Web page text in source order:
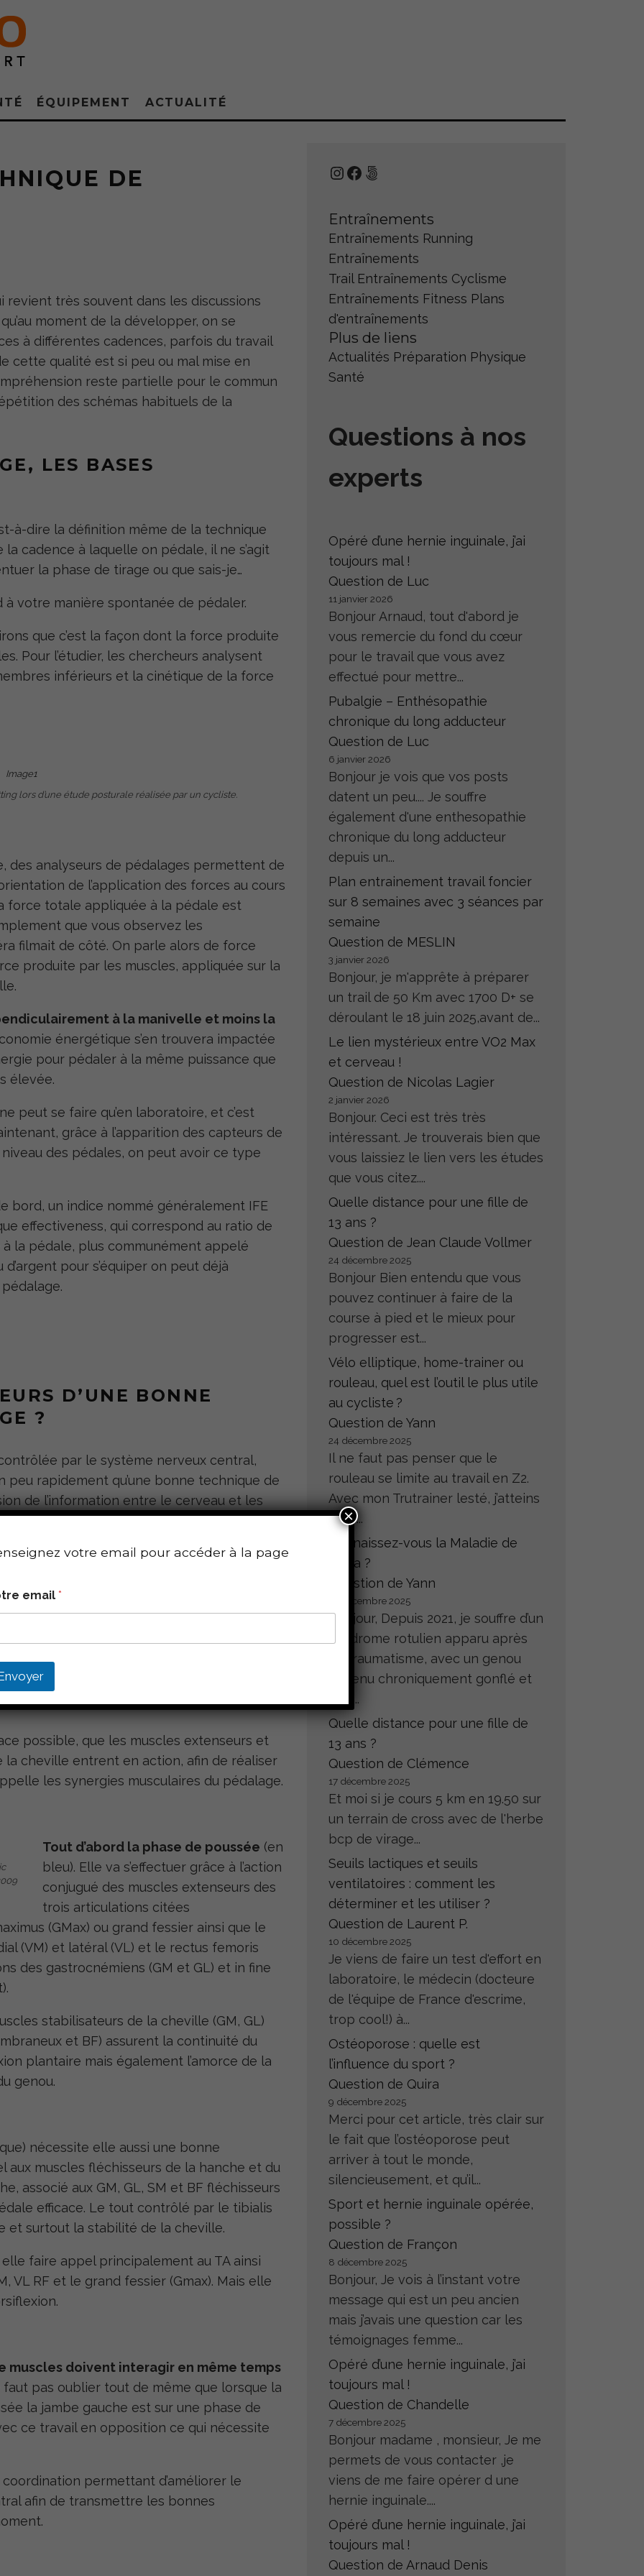
ÉQUIPEMENT ACTUALITÉ
DE
très souvent dans les discussions
moment de la développer, on se
à différentes cadences, parfois du travail
cette qualité est si peu ou mal mise en
reste partielle pour le commun
des schémas habituels de la
LES BASES
à-dire la définition même de la technique
cadence à laquelle on pédale, il ne s’agit
la phase de tirage ou que sais-je…
votre manière spontanée de pédaler.
que c’est la façon dont la force produite
Pour l’étudier, les chercheurs analysent
inférieurs et la cinétique de la force
lors d’une étude posturale réalisée par un cycliste.
des analyseurs de pédalages permettent de
de l’application des forces au cours
force totale appliquée à la pédale est
que vous observez les
filmait de côté. On parle alors de force
produite par les muscles, appliquée sur la
à la manivelle et moins la
énergétique s’en trouvera impactée
pour pédaler à la même puissance que
élevée.
peut se faire qu’en laboratoire, et c’est
grâce à l’apparition des capteurs de
des pédales, on peut avoir ce type
bord, un indice nommé généralement IFE
effectiveness, qui correspond au ratio de
la pédale, plus communément appelé
pour s’équiper on peut déjà
D’UNE BONNE
?
par le système nerveux central,
peu rapidement qu’une bonne technique de
de l’information entre le cerveau et les
hautes cadences, tout ne se résume pas à
et il va falloir
» moteur
entre eux.
au cours des phases de pédalage.
pédalage en 4 phases,
le tirage et la phase de transition
possible, que les muscles extenseurs et
cheville entrent en action, afin de réaliser
les synergies musculaires du pédalage.
Tout d’abord la phase de poussée (en
bleu). Elle va s’effectuer grâce à l’action
conjugué des muscles extenseurs des
trois articulations citées
(GMax) ou grand fessier ainsi que le
(VM) et latéral (VL) et le rectus femoris
des gastrocnémiens (GM et GL) et in fine
stabilisateurs de la cheville (GM, GL)
et BF) assurent la continuité du
plantaire mais également l’amorce de la
genou.
nécessite elle aussi une bonne
muscles fléchisseurs de la hanche et du
associé aux GM, GL, SM et BF fléchisseurs
efficace. Le tout contrôlé par le tibialis
et surtout la stabilité de la cheville.
faire appel principalement au TA ainsi
VL RF et le grand fessier (Gmax). Mais elle
muscles doivent interagir en même temps
faut pas oublier tout de même que lorsque la
la jambe gauche est sur une phase de
ce travail en opposition ce qui nécessite
permettant d’améliorer le
afin de transmettre les bonnes
Instagram
Facebook
500px
Entraînements
Entraînements Running
Entraînements
Trail Entraînements Cyclisme
Entraînements Fitness Plans
d'entraînements
Plus de liens
Actualités Préparation Physique
Santé
Questions à nos
experts
Opéré d’une hernie inguinale, j’ai
toujours mal !
Question de Luc
11 janvier 2026
Bonjour Arnaud, tout d'abord je
vous remercie du fond du cœur
pour le travail que vous avez
effectué pour mettre...
Pubalgie – Enthésopathie
chronique du long adducteur
Question de Luc
6 janvier 2026
Bonjour je vois que vos posts
datent un peu.... Je souffre
également d'une enthesopathie
chronique du long adducteur
depuis un...
Plan entrainement travail foncier
sur 8 semaines avec 3 séances par
semaine
Question de MESLIN
3 janvier 2026
Bonjour, je m'apprête à préparer
un trail de 50 Km avec 1700 D+ se
déroulant le 18 juin 2025,avant de...
Le lien mystérieux entre VO2 Max
et cerveau !
Question de Nicolas Lagier
2 janvier 2026
Bonjour. Ceci est très très
intéressant. Je trouverais bien que
vous laissiez le lien vers les études
que vous citez....
Quelle distance pour une fille de
13 ans ?
Question de Jean Claude Vollmer
24 décembre 2025
Bonjour Bien entendu que vous
pouvez continuer à faire de la
course à pied et le mieux pour
progresser est...
Vélo elliptique, home-trainer ou
rouleau, quel est l’outil le plus utile
au cycliste ?
Question de Yann
24 décembre 2025
Il ne faut pas penser que le
rouleau se limite au travail en Z2.
Avec mon Trutrainer lesté, j’atteins
sans...
Connaissez-vous la Maladie de
Hoffa ?
Question de Yann
23 décembre 2025
Bonjour, Depuis 2021, je souffre d’un
syndrome rotulien apparu après
un traumatisme, avec un genou
devenu chroniquement gonflé et
très...
Quelle distance pour une fille de
13 ans ?
Question de Clémence
17 décembre 2025
Et moi si je cours 5 km en 19.50 sur
un terrain de cross avec de l'herbe
bcp de virage...
Seuils lactiques et seuils
ventilatoires : comment les
déterminer et les utiliser ?
Question de Laurent P.
10 décembre 2025
Je viens de faire un test d'effort en
laboratoire, le médecin (docteure
de l'équipe de France d'escrime,
trop cool!) à...
Ostéoporose : quelle est
l’influence du sport ?
Question de Quira
9 décembre 2025
Merci pour cet article, très clair sur
le fait que l’ostéoporose peut
arriver à tout le monde,
silencieusement, et qu’il...
Sport et hernie inguinale opérée,
possible ?
Question de Françon
8 décembre 2025
Bonjour, Je vois à l’instant votre
message qui est un peu ancien
mais j’avais une question car les
témoignages femme...
Opéré d’une hernie inguinale, j’ai
toujours mal !
Question de Chandelle
7 décembre 2025
Bonjour madame , monsieur, Je me
permets de vous contacter ,je
viens de me faire opérer d une
hernie inguinale....
Opéré d’une hernie inguinale, j’ai
toujours mal !
Question de Arnaud Denis
votre email pour accéder à la page
email*
×